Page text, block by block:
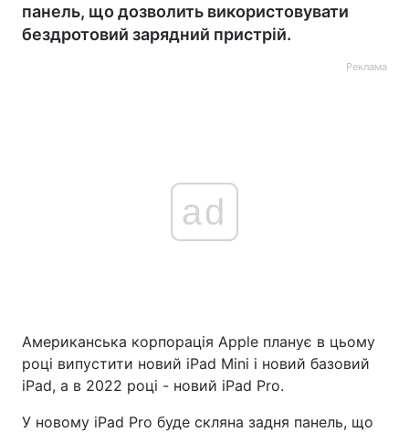
панель, що дозволить використовувати
бездротовий зарядний пристрій.
Реклама
ad
Американська корпорація Apple планує в цьому
році випустити новий iPad Mini і новий базовий
iPad, а в 2022 році - новий iPad Pro.
У новому iPad Pro буде скляна задня панель, що